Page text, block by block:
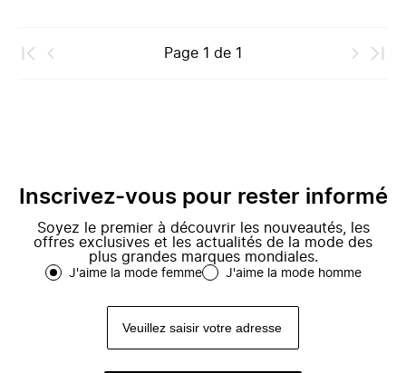
Page 1 de 1
Inscrivez-vous pour rester informé
Soyez le premier à découvrir les nouveautés, les
offres exclusives et les actualités de la mode des
plus grandes marques mondiales.
J'aime la mode femme J'aime la mode homme